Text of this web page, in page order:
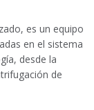
es un equipo
en el sistema
desde la
de